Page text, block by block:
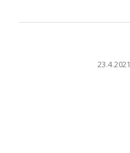
23.4.2021